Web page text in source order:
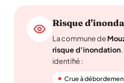
Risque
La commune de
risque d'inondation
identifié :
Crue à